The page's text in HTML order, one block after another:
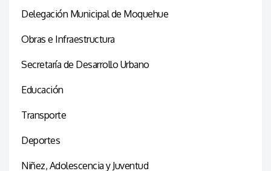
Delegación Municipal de Moquehue
Obras e Infraestructura
Secretaría de Desarrollo Urbano
Educación
Transporte
Deportes
Niñez, Adolescencia y Juventud